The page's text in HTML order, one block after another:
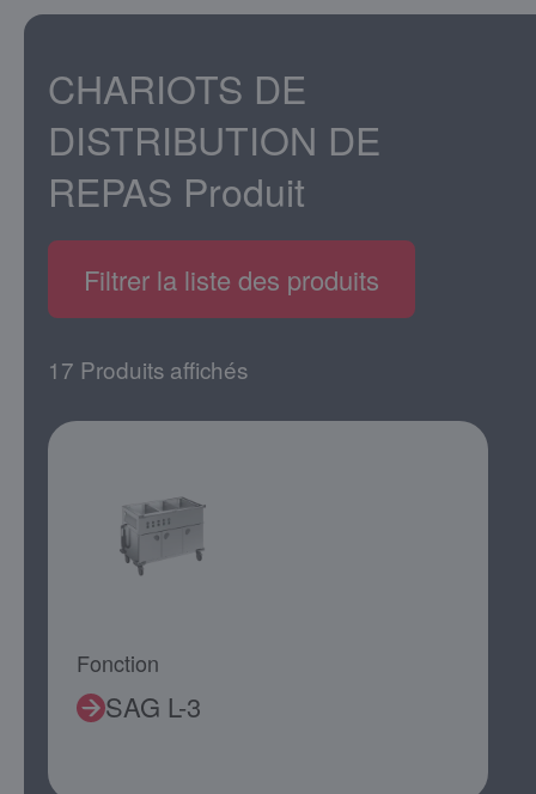
CHARIOTS DE
DISTRIBUTION DE
REPAS Produit
Filtrer la liste des produits
17 Produits affichés
Fonction
SAG L-3